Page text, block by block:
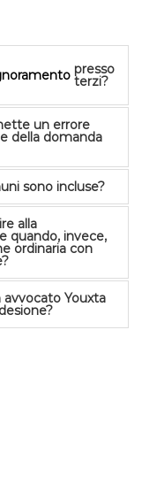
presso
terzi?
un errore
della domanda
sono incluse?
alla
quando, invece,
ordinaria con
avvocato Youxta